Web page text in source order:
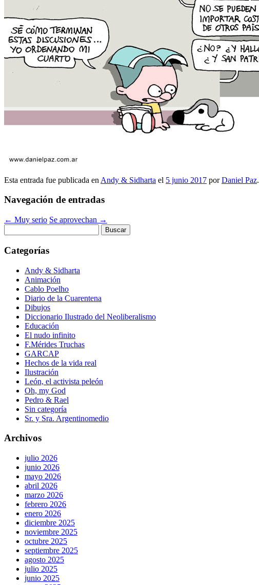
Esta entrada fue publicada en Andy & Sidharta el 5 junio 2017 porDaniel Paz.
Navegación de entradas
← Muy serio Se aprovechan →
Categorías
Andy & Sidharta
Animación
Cablo Poelho
Diario de la Cuarentena
Dibujos
Diccionario Ilustrado del Neoliberalismo
Educación
El nudo infinito
F.Mérides Truchas
GARCAP
Hechos de la vida real
Ilustración
León, el activista peleón
Oh, my God
Pedro & Rael
Sin categoría
Sr. y Sra. Argentinomedio
Archivos
julio 2026
junio 2026
mayo 2026
abril 2026
marzo 2026
febrero 2026
enero 2026
diciembre 2025
noviembre 2025
octubre 2025
septiembre 2025
agosto 2025
julio 2025
junio 2025